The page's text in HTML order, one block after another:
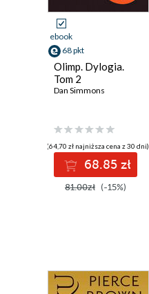
ebook
68 pkt
Olimp. Dylogia.
Tom 2
Dan Simmons
(64,70 zł najniższa cena z 30 dni)
68.85 zł
81.00zł (-15%)